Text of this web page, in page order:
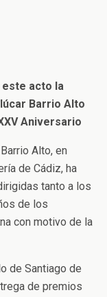
este acto la
Barrio Alto
Aniversario
Alto, en
de Cádiz, ha
tanto a los
de los
con motivo de la
de Santiago de
de premios